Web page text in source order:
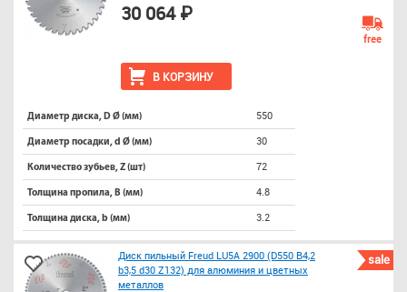
В КОРЗИНУ
30 064 ₽
free
Диаметр диска, D Ø (мм) 550
Диаметр посадки, d Ø (мм) 30
Количество зубьев, Z (шт) 72
Толщина пропила, B (мм) 4.8
Толщина диска, b (мм) 3.2
sale
Диск пильный Freud LU5A 2900 (D550 B4,2
b3,5 d30 Z132) для алюминия и цветных
металлов